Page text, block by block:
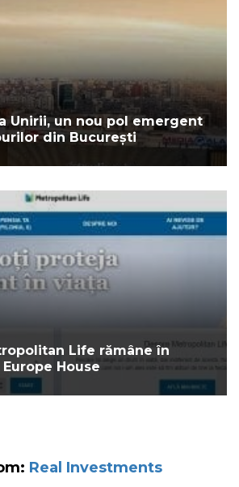
Unirii, un nou pol emergent
din București
Life rămâne în
House
Real Investments